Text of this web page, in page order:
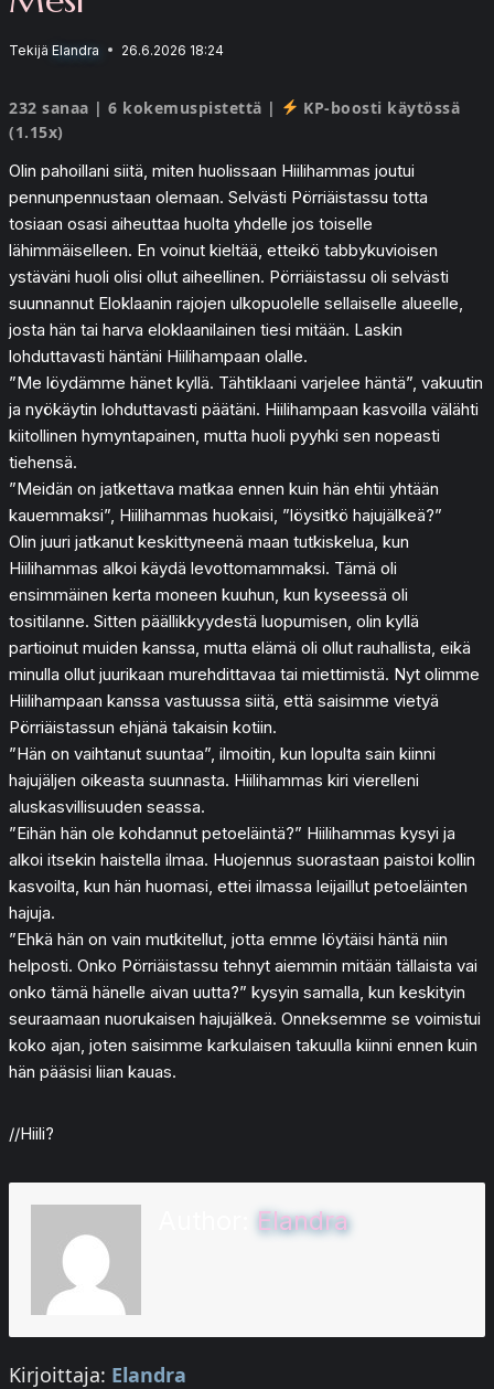
Tekijä Elandra 26.6.2026 18:24
232 sanaa | 6 kokemuspistettä |
KP-boosti käytössä
(1.15x)
Olin pahoillani siitä, miten huolissaan Hiilihammas joutui
pennunpennustaan olemaan. Selvästi Pörriäistassu totta
tosiaan osasi aiheuttaa huolta yhdelle jos toiselle
lähimmäiselleen. En voinut kieltää, etteikö tabbykuvioisen
ystäväni huoli olisi ollut aiheellinen. Pörriäistassu oli selvästi
suunnannut Eloklaanin rajojen ulkopuolelle sellaiselle alueelle,
josta hän tai harva eloklaanilainen tiesi mitään. Laskin
lohduttavasti häntäni Hiilihampaan olalle.
”Me löydämme hänet kyllä. Tähtiklaani varjelee häntä”, vakuutin
ja nyökäytin lohduttavasti päätäni. Hiilihampaan kasvoilla välähti
kiitollinen hymyntapainen, mutta huoli pyyhki sen nopeasti
tiehensä.
”Meidän on jatkettava matkaa ennen kuin hän ehtii yhtään
kauemmaksi”, Hiilihammas huokaisi, ”löysitkö hajujälkeä?”
Olin juuri jatkanut keskittyneenä maan tutkiskelua, kun
Hiilihammas alkoi käydä levottomammaksi. Tämä oli
ensimmäinen kerta moneen kuuhun, kun kyseessä oli
tositilanne. Sitten päällikkyydestä luopumisen, olin kyllä
partioinut muiden kanssa, mutta elämä oli ollut rauhallista, eikä
minulla ollut juurikaan murehdittavaa tai miettimistä. Nyt olimme
Hiilihampaan kanssa vastuussa siitä, että saisimme vietyä
Pörriäistassun ehjänä takaisin kotiin.
”Hän on vaihtanut suuntaa”, ilmoitin, kun lopulta sain kiinni
hajujäljen oikeasta suunnasta. Hiilihammas kiri vierelleni
aluskasvillisuuden seassa.
”Eihän hän ole kohdannut petoeläintä?” Hiilihammas kysyi ja
alkoi itsekin haistella ilmaa. Huojennus suorastaan paistoi kollin
kasvoilta, kun hän huomasi, ettei ilmassa leijaillut petoeläinten
hajuja.
”Ehkä hän on vain mutkitellut, jotta emme löytäisi häntä niin
helposti. Onko Pörriäistassu tehnyt aiemmin mitään tällaista vai
onko tämä hänelle aivan uutta?” kysyin samalla, kun keskityin
seuraamaan nuorukaisen hajujälkeä. Onneksemme se voimistui
koko ajan, joten saisimme karkulaisen takuulla kiinni ennen kuin
hän pääsisi liian kauas.
//Hiili?
Elandra
Kirjoittaja: Elandra